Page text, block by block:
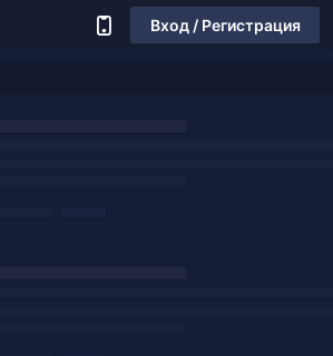
Вход / Регистрация